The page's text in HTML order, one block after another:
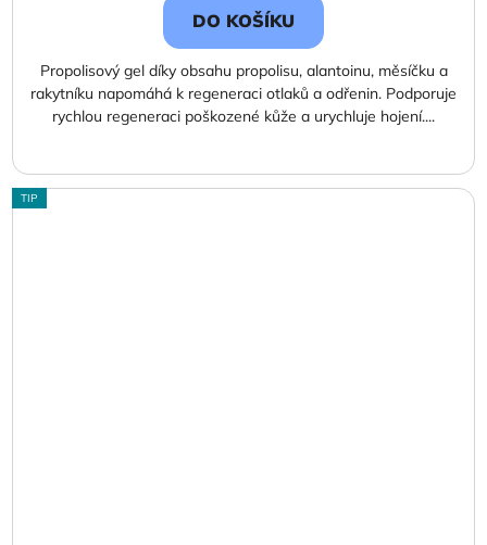
DO KOŠÍKU
Propolisový gel díky obsahu propolisu, alantoinu, měsíčku a
rakytníku napomáhá k regeneraci otlaků a odřenin. Podporuje
rychlou regeneraci poškozené kůže a urychluje hojení....
TIP